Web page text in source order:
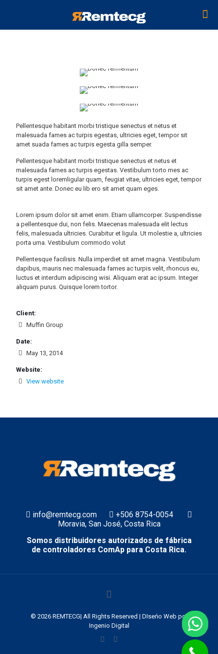
Pellentesque habitant morbi tristique senectus et netus et
malesuada fames ac turpis egestas, ultricies eget, tempor sit
amet suada fames ac turpis egesta gilla semper.
Pellentesque habitant morbi tristique senectus et netus et
malesuada fames ac turpis egestas. Vestibulum torto mes ac
turpis egest loremligular quam, feugiat vitae, ultricies eget, tempor
sit amet ante. Donec eu lib ero sit amet quam eges.
Lorem ipsum dolor sit amet enim. Etiam ullamcorper. Suspendisse
a pellentesque dui, non felis. Maecenas malesuada elit lectus
felis, malesuada ultricies. Curabitur et ligula. Ut molestie a, ultricies
porta urna. Vestibulum commodo volut
Pellentesque facilisis. Nulla imperdiet sit amet magna. Vestibulum
dapibus, mauris nec malesuada fames ac turpis velit, rhoncus eu,
luctus et interdum adipiscing wisi. Aliquam erat ac ipsum. Integer
aliquam purus. Quisque lorem tortor.
Client:
Muffin Group
Date:
May 13, 2014
Website:
View website
info@remtecg.com
+506 8754-0054
Moravia, San José, Costa Rica
Somos distribuidores autorizados de fábrica
de controladores ComAp para Costa Rica.
© 2026 REMTECG| All Rights Reserved | DIseńo Web por
Ingenio Digital